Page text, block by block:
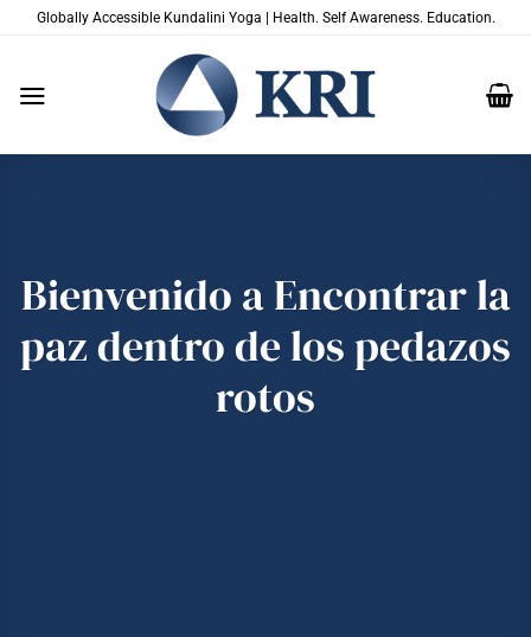
SaltarGlobally Accessible Kundalini Yoga | Health. Self Awareness. Education.
Bienvenido a Encontrar la
paz dentro de los pedazos
rotos